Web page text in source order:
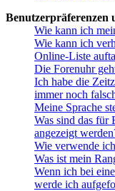
Benutzerpräferenzen
Wie kann ich
Wie kann ich
Online-Liste
Die Forenuhr
Ich habe die
immer noch
Meine Sprache
Was sind das für
angezeigt
Wie verwende
Was ist mein
Wenn ich bei
werde ich